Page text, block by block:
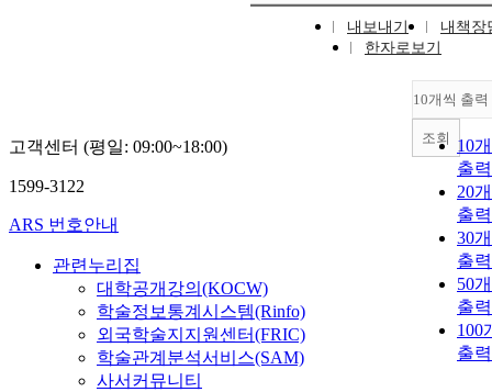
내보내기
내책장
한자로보기
10개씩 출력
10
출력
20
출력
30
출력
50
출력
100
출력
조회
고객센터 (평일: 09:00~18:00)
1599-3122
ARS 번호안내
관련누리집
대학공개강의(KOCW)
학술정보통계시스템(Rinfo)
외국학술지지원센터(FRIC)
학술관계분석서비스(SAM)
사서커뮤니티